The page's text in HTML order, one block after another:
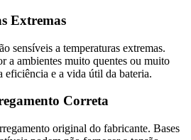
Extremas
sensíveis a temperaturas extremas.
a ambientes muito quentes ou muito
eficiência e a vida útil da bateria.
Correta
original do fabricante. Bases